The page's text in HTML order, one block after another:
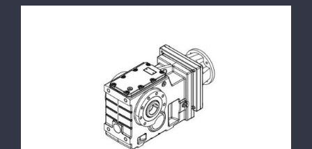
DETTAGLI